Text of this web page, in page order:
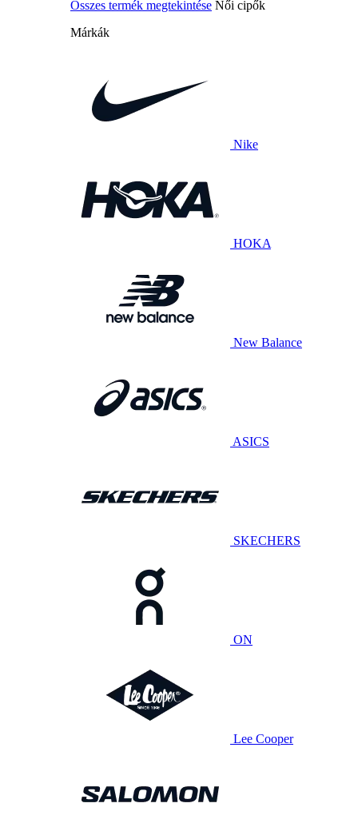
Összes termék megtekintése Női cipők
Márkák
Nike
HOKA
New Balance
ASICS
SKECHERS
ON
Lee Cooper